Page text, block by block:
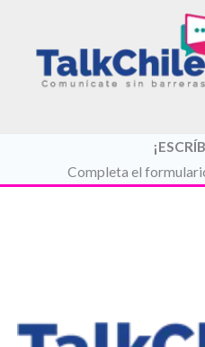
Completa el